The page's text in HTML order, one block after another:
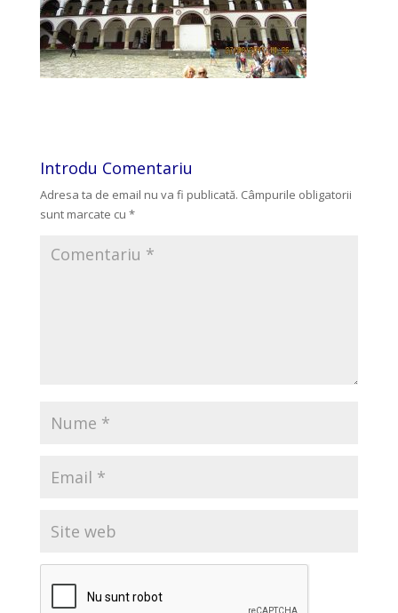
Introdu Comentariu
Adresa ta de email nu va fi publicată. Câmpurile obligatorii
sunt marcate cu *